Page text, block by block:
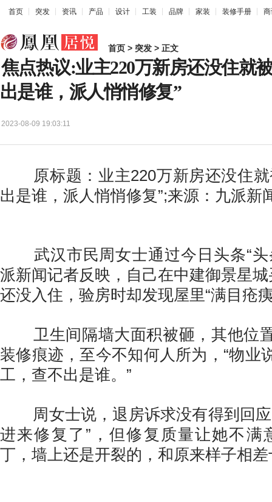
首页 突发 资讯 产品 设计 工装 品牌 家装 装修手册
首页 > 突发 > 正文
焦点热议:业主220万新房还没住就
出是谁，派人悄悄修复”
2023-08-09 19:03:11
原标题：业主220万新房还没住就
出是谁，派人悄悄修复”;来源：九派新
武汉市民周女士通过今日头条“头
派新闻记者反映，自己在中建御景星
还没入住，验房时却发现屋里“满目疮
卫生间隔墙大面积被砸，其他位
装修痕迹，至今不知何人所为，“物业
工，查不出是谁。”
周女士说，退房诉求没有得到回应
进来修复了”，但修复质量让她不满
丁，墙上还是开裂的，和原来样子相差